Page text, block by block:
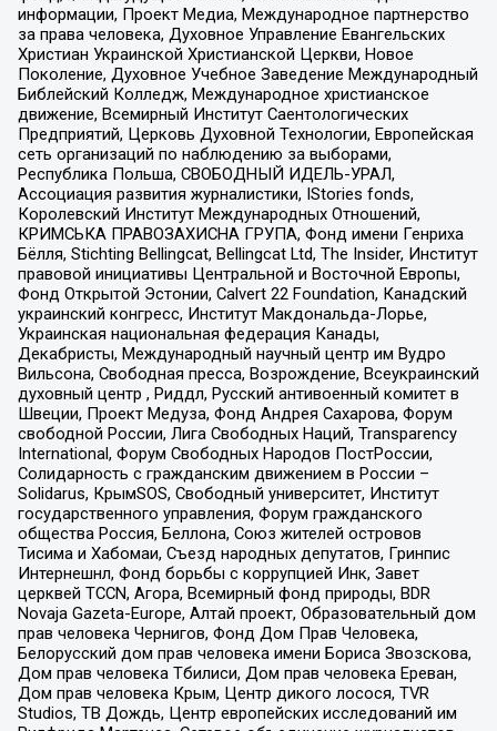
информации, Проект Медиа, Международное партнерство
за права человека, Духовное Управление Евангельских
Христиан Украинской Христианской Церкви, Новое
Поколение, Духовное Учебное Заведение Международный
Библейский Колледж, Международное христианское
движение, Всемирный Институт Саентологических
Предприятий, Церковь Духовной Технологии, Европейская
сеть организаций по наблюдению за выборами,
Республика Польша, СВОБОДНЫЙ ИДЕЛЬ-УРАЛ,
Ассоциация развития журналистики, IStories fonds,
Королевский Институт Международных Отношений,
КРИМСЬКА ПРАВОЗАХИСНА ГРУПА, Фонд имени Генриха
Бёлля, Stichting Bellingcat, Bellingcat Ltd, The Insider, Институт
правовой инициативы Центральной и Восточной Европы,
Фонд Открытой Эстонии, Calvert 22 Foundation, Канадский
украинский конгресс, Институт Макдональда-Лорье,
Украинская национальная федерация Канады,
Декабристы, Международный научный центр им Вудро
Вильсона, Свободная пресса, Возрождение, Всеукраинский
духовный центр , Риддл, Русский антивоенный комитет в
Швеции, Проект Медуза, Фонд Андрея Сахарова, Форум
свободной России, Лига Свободных Наций, Transparеncy
International, Форум Свободных Народов ПостРоссии,
Солидарность с гражданским движением в России –
Solidarus, КрымSOS, Свободный университет, Институт
государственного управления, Форум гражданского
общества Россия, Беллона, Союз жителей островов
Тисима и Хабомаи, Съезд народных депутатов, Гринпис
Интернешнл, Фонд борьбы с коррупцией Инк, Завет
церквей TCCN, Агора, Всемирный фонд природы, BDR
Novaja Gazeta-Europe, Алтай проект, Образовательный дом
прав человека Чернигов, Фонд Дом Прав Человека,
Белорусский дом прав человека имени Бориса Звозскова,
Дом прав человека Тбилиси, Дом прав человека Ереван,
Дом прав человека Крым, Центр дикого лосося, TVR
Studios, ТВ Дождь, Центр европейских исследований им